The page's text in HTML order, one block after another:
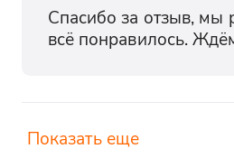
Старый город
Вы прогуляетесь по
вязью.
Спасибо за отзыв, мы
всё понравилось.
Показать еще